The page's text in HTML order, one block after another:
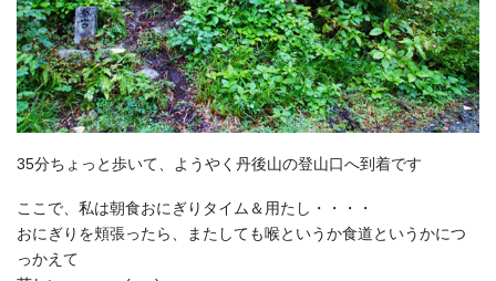
35分ちょっと歩いて、ようやく丹後山の登山口へ到着です
ここで、私は朝食おにぎりタイム＆用たし・・・・
おにぎりを頬張ったら、またしても喉というか食道というかにつ
っかえて